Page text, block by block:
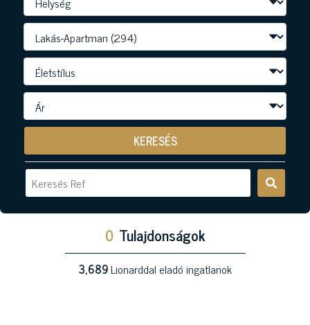
KERESÉS
0 Tulajdonságok
3,689Lionarddal eladó ingatlanok